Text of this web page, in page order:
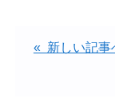
« 新しい記事